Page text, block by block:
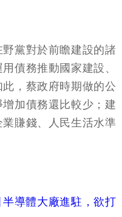
黨對於前瞻建設的諸
債務推動國家建設、
，蔡政府時期做的公
加債務還比較少；建
賺錢、人民生活水準
導體大廠進駐，欲打